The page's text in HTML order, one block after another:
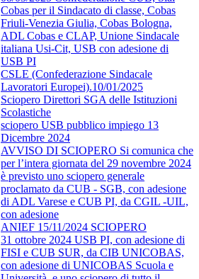
Cobas per il Sindacato di classe, Cobas
Friuli-Venezia Giulia, Cobas Bologna,
ADL Cobas e CLAP, Unione Sindacale
italiana Usi-Cit, USB con adesione di
USB PI
CSLE (Confederazione Sindacale
Lavoratori Europei).10/01/2025
Sciopero Direttori SGA delle Istituzioni
Scolastiche
sciopero USB pubblico impiego 13
Dicembre 2024
AVVISO DI SCIOPERO Si comunica che
per l’intera giornata del 29 novembre 2024
è previsto uno sciopero generale
proclamato da CUB - SGB, con adesione
di ADL Varese e CUB PI, da CGIL -UIL,
con adesione
ANIEF 15/11/2024 SCIOPERO
31 ottobre 2024 USB PI, con adesione di
FISI e CUB SUR, da CIB UNICOBAS,
con adesione di UNICOBAS Scuola e